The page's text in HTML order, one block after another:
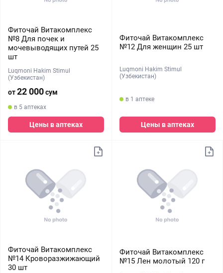
Фиточай Витакомплекс
№8 Для почек и
мочевыводящих путей 25
шт
Luqmoni Hakim Stimul
(Узбекистан)
от22 000сум
в 5 аптеках
Цены в аптеках
Фиточай Витакомплекс
№12 Для женщин 25 шт
Luqmoni Hakim Stimul
(Узбекистан)
в 1 аптеке
Цены в аптеках
Фиточай Витакомплекс
№14 Кроворазжижающий
30 шт
Фиточай Витакомплекс
№15 Лен молотый 120 г